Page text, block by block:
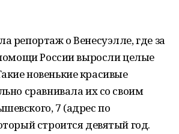
репортаж о Венесуэлле, где за
России выросли целые
новенькие красивые
сравнивала их со своим
7 (адрес по
строится девятый год.